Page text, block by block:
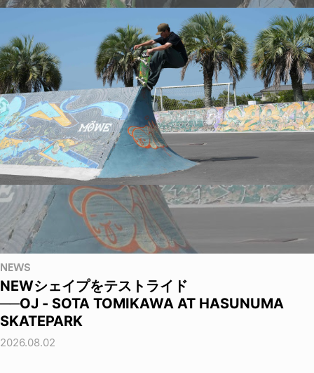
NEWS
NEWシェイプをテストライド
──OJ - SOTA TOMIKAWA AT HASUNUMA
SKATEPARK
2026.08.02